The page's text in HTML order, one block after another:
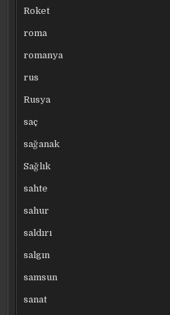
Roket
roma
romanya
rus
Rusya
saç
sağanak
Sağlık
sahte
sahur
saldırı
salgın
samsun
sanat